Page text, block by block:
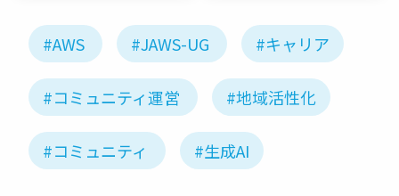
#AWS #JAWS-UG #キャリア
#コミュニティ運営 #地域活性化
#コミュニティ #生成AI